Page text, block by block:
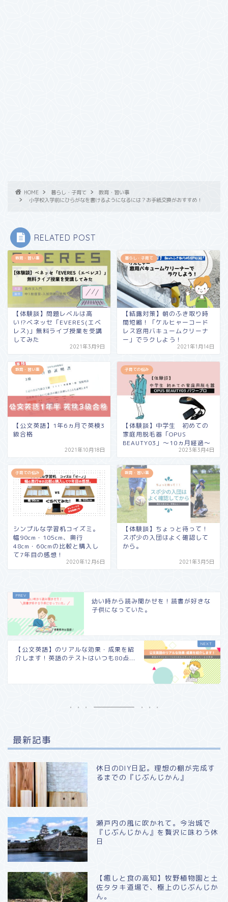
HOME 暮らし・子育て
教育・習い事
小学校入学前にひらがなを書けるようになるには？お手紙交換がおすすめ！
RELATED POST
教育・習い事
【体験談】問題レベルは高
い⁉ベネッセ「EVERES(エベ
レス)」無料ライブ授業を受講
してみた
2021年3月9日
暮らし・子育て
【結露対策】朝のふき取り時
間短縮！「ケルヒャーコード
レス窓用バキュームクリーナ
ー」でラクしよう！
2021年1月14日
教育・習い事
【公文英語】1年6ヵ月で英検3
級合格
2021年10月18日
子育ての悩み
【体験談】中学生 初めての
家庭用脱毛器「OPUS
BEAUTY03」～10ヵ月経過～
2023年3月4日
子育ての悩み
シンプルな学習机コイズミ。
幅90cm・105cm、奥行
48cm・60cmの比較と購入し
て7年目の感想！
2020年12月6日
教育・習い事
【体験談】ちょっと待って！
スポ少の入団はよく確認して
から。
2021年3月5日
幼い時から読み聞かせを！読書が好きな
子供になっていた。
【公文英語】のリアルな効果・成果を紹
介します！英語のテストはいつも80点...
最新記事
休日のDIY日記。理想の棚が完成す
るまでの『じぶんじかん』
瀬戸内の風に吹かれて。今治城で
『じぶんじかん』を贅沢に味わう休
日
​【癒しと食の高知】牧野植物園と土
佐タタキ道場で、極上のじぶんじか
ん。